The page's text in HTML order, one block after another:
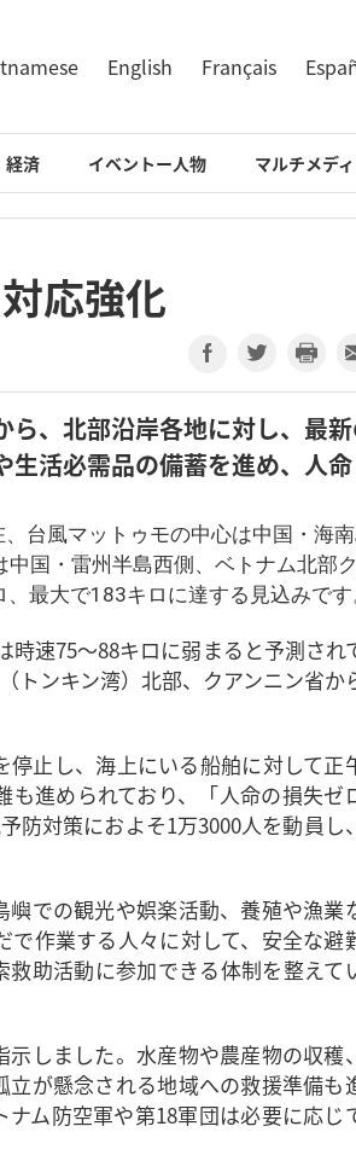
English Français
経済 イベントー人物 マルチメデ
応強化
ら、北部沿岸各地に対し、最
活必需品の備蓄を進め、人
台風マットゥモの中心は中国・海
国・雷州半島西側、ベトナム北部
最大で183キロに達する見込みで
速75～88キロに弱まると予測され
トンキン湾）北部、クアンニン省か
止し、海上にいる船舶に対して正
進められており、「人命の損失ゼ
防対策におよそ1万3000人を動員し
での観光や娯楽活動、養殖や漁業
作業する人々に対して、安全な避
助活動に参加できる体制を整えて
しました。水産物や農産物の収穫
が懸念される地域への救援準備も
ム防空軍や第18軍団は必要に応じ